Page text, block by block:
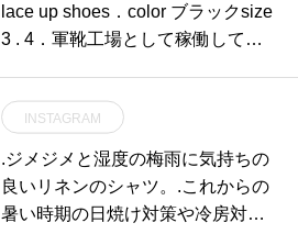
lace up shoes．color ブラックsize
3 . 4．軍靴工場として稼働してい
わしくは@haus_howell へ．#mar
garethowell #leatherlaceupshoes#
leathershoes#革靴#国産#山形#キ
ップ#カーフレザー#グッドイヤー
INSTAGRAM
.ジメジメ︎と湿度の梅雨に気持ちの
良いリネンのシャツ。.これからの
暑い時期の日焼け︎対策や冷房対策